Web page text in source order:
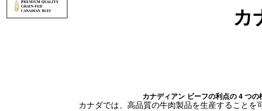
カ
カナディアン ビーフの利点の 4 つの
カナダでは、高品質の牛肉製品を生産することを